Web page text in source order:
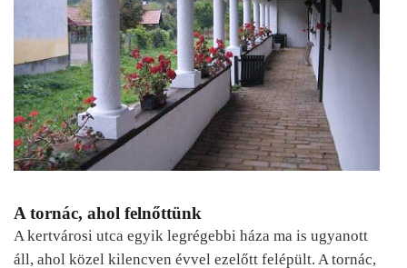
A tornác, ahol felnőttünk
A kertvárosi utca egyik legrégebbi háza ma is ugyanott
áll, ahol közel kilencven évvel ezelőtt felépült. A tornác,